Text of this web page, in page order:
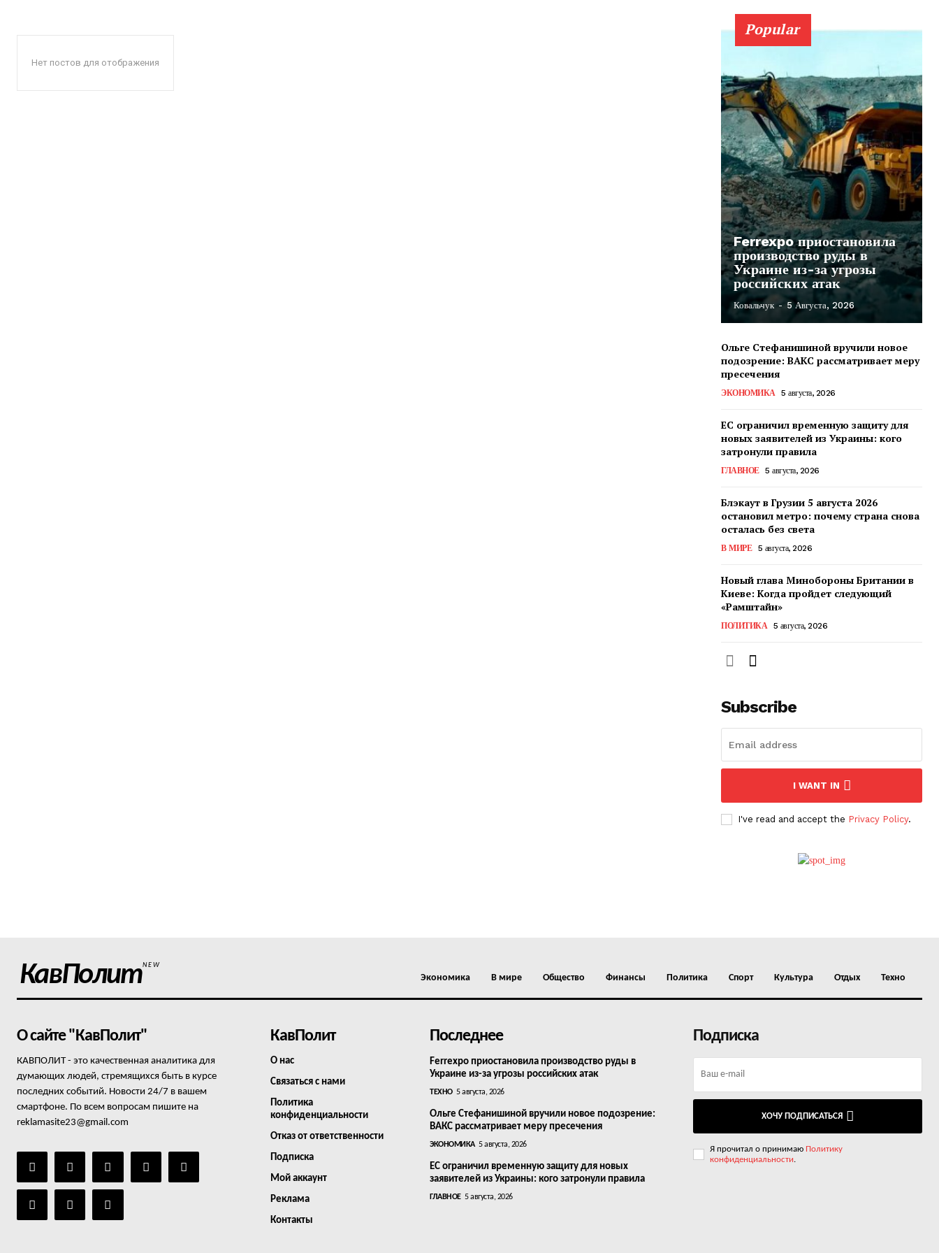
Нет постов для отображения
Popular
Ferrexpo приостановила
производство руды в
Украине из-за угрозы
российских атак
Ковальчук - 5 Августа, 2026
Ольге Стефанишиной вручили новое
подозрение: ВАКС рассматривает меру
пресечения
ЭКОНОМИКА 5 августа, 2026
ЕС ограничил временную защиту для
новых заявителей из Украины: кого
затронули правила
ГЛАВНОЕ 5 августа, 2026
Блэкаут в Грузии 5 августа 2026
остановил метро: почему страна снова
осталась без света
В МИРЕ 5 августа, 2026
Новый глава Минобороны Британии в
Киеве: Когда пройдет следующий
«Рамштайн»
ПОЛИТИКА 5 августа, 2026
Subscribe
I WANT IN
I've read and accept the Privacy Policy.
КавПолитNEW
Экономика В мире Общество Финансы Политика Спорт Культура Отдых Техно
О сайте "КавПолит"
КАВПОЛИТ - это качественная аналитика для
думающих людей, стремящихся быть в курсе
последних событий. Новости 24/7 в вашем
смартфоне. По всем вопросам пишите на
reklamasite23@gmail.com
КавПолит
О нас
Связаться с нами
Политика
конфиденциальности
Отказ от ответственности
Подписка
Мой аккаунт
Реклама
Контакты
Последнее
Ferrexpo приостановила производство руды в
Украине из-за угрозы российских атак
ТЕХНО 5 августа, 2026
Ольге Стефанишиной вручили новое подозрение:
ВАКС рассматривает меру пресечения
ЭКОНОМИКА 5 августа, 2026
ЕС ограничил временную защиту для новых
заявителей из Украины: кого затронули правила
ГЛАВНОЕ 5 августа, 2026
Подписка
ХОЧУ ПОДПИСАТЬСЯ
Я прочитал о принимаю Политику
конфиденциальности.